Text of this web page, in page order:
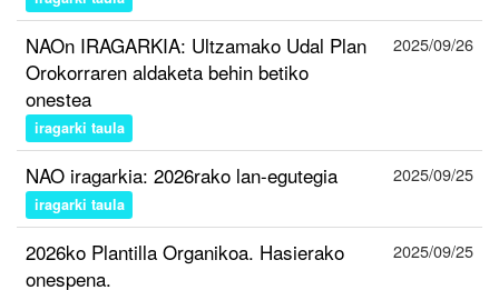
NAOn IRAGARKIA: Ultzamako Udal Plan
Orokorraren aldaketa behin betiko
onestea
iragarki taula
2025/09/26
NAO iragarkia: 2026rako lan-egutegia
iragarki taula
2025/09/25
2026ko Plantilla Organikoa. Hasierako
onespena.
2025/09/25